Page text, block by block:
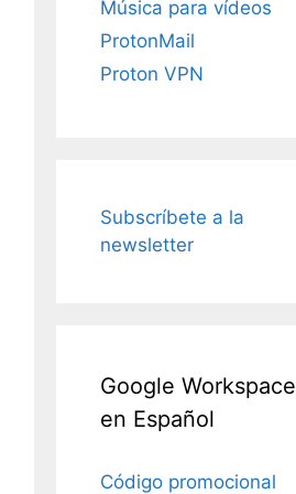
Música para vídeos
ProtonMail
Proton VPN
Subscríbete a la
newsletter
Google Workspace
en Español
Código promocional